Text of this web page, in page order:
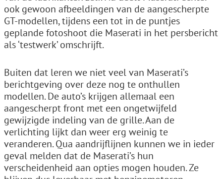
ook gewoon afbeeldingen van de aangescherpte
GT-modellen, tijdens een tot in de puntjes
geplande fotoshoot die Maserati in het persbericht
als ‘testwerk’ omschrijft.
Buiten dat leren we niet veel van Maserati’s
berichtgeving over deze nog te onthullen
modellen. De auto’s krijgen allemaal een
aangescherpt front met een ongetwijfeld
gewijzigde indeling van de grille. Aan de
verlichting lijkt dan weer erg weinig te
veranderen. Qua aandrijflijnen kunnen we in ieder
geval melden dat de Maserati’s hun
verscheidenheid aan opties mogen houden. Ze